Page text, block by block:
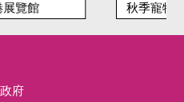
寵物用品博覽會丨大臺南
府